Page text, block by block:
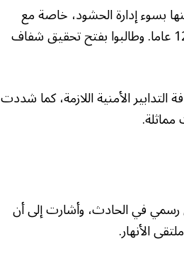
بسوء إدارة الحشود، خاصة مع
العلم بأن المهرجان يجتذب أعدادا ضخمة من الزوار والحجاج كل 12 عاما. وطالبوا بفتح تحقيق شفاف
الأمنية اللازمة، كما شددت
رسمي في الحادث، وأشارت إلى أن
الأنهار.